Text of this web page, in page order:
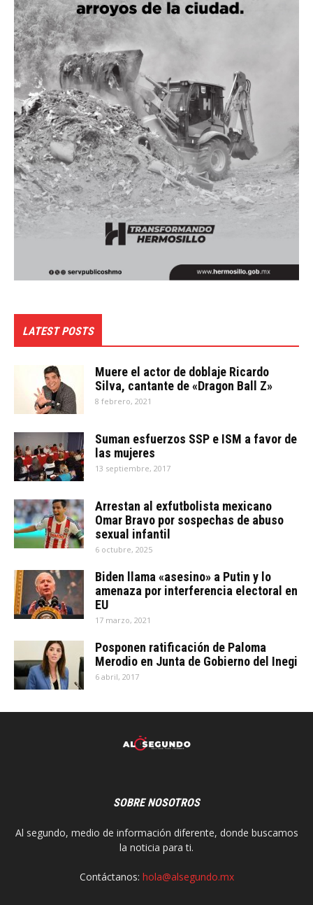
LATEST POSTS
Muere el actor de doblaje Ricardo
Silva, cantante de «Dragon Ball Z»
8 febrero, 2021
Suman esfuerzos SSP e ISM a favor de
las mujeres
13 septiembre, 2017
Arrestan al exfutbolista mexicano
Omar Bravo por sospechas de abuso
sexual infantil
6 octubre, 2025
Biden llama «asesino» a Putin y lo
amenaza por interferencia electoral en
EU
17 marzo, 2021
Posponen ratificación de Paloma
Merodio en Junta de Gobierno del Inegi
6 abril, 2017
SOBRE NOSOTROS
Al segundo, medio de información diferente, donde buscamos
la noticia para ti.
Contáctanos: hola@alsegundo.mx